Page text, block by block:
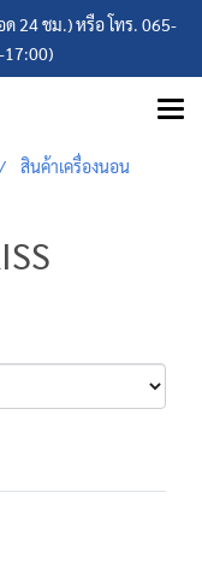
24 ชม.) หรือ โทร. 065-
17:00)
สินค้าเครื่องนอน